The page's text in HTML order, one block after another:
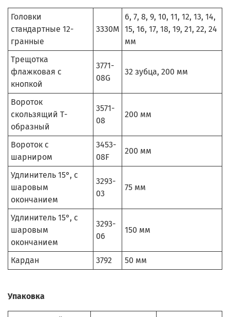
Головки
стандартные 12-
гранные
3330M
6, 7, 8, 9, 10, 11, 12, 13, 14,
15, 16, 17, 18, 19, 21, 22, 24
мм
Трещотка
флажковая с
кнопкой
3771-
08G
32 зубца, 200 мм
Вороток
скользящий Т-
образный
3571-
08
200 мм
Вороток с
шарниром
3453-
08F
200 мм
Удлинитель 15°, с
шаровым
окончанием
3293-
03
75 мм
Удлинитель 15°, с
шаровым
окончанием
3293-
06
150 мм
Кардан 3792 50 мм
Упаковка